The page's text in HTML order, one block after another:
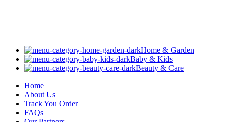
Home & Garden
Baby & Kids
Beauty & Care
Home
About Us
Track You Order
FAQs